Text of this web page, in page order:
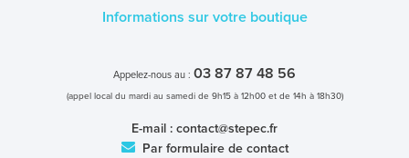
Informations sur votre boutique
Appelez-nous au : 03 87 87 48 56
(appel local du mardi au samedi de 9h15 à 12h00 et de 14h à 18h30)
E-mail : contact@stepec.fr
Par formulaire de contact